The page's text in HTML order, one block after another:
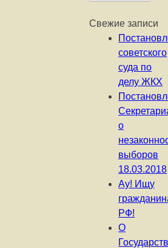
Свежие записи
советского
суда по
делу ЖКХ
о
выборов
18.03.2018
Ау! Ищу
РФ!
О